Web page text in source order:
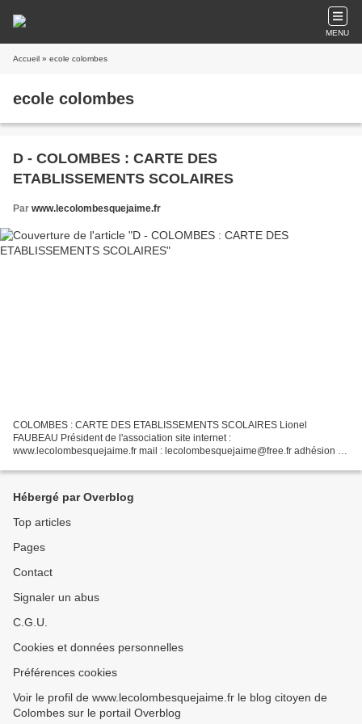
MENU
Accueil » ecole colombes
ecole colombes
D - COLOMBES : CARTE DES
ETABLISSEMENTS SCOLAIRES
Par www.lecolombesquejaime.fr
COLOMBES : CARTE DES ETABLISSEMENTS SCOLAIRES Lionel
FAUBEAU Président de l'association site internet :
www.lecolombesquejaime.fr mail : lecolombesquejaime@free.fr adhésion en
Hébergé par Overblog
Top articles
Pages
Contact
Signaler un abus
C.G.U.
Cookies et données personnelles
Préférences cookies
Voir le profil de www.lecolombesquejaime.fr le blog citoyen de
Colombes sur le portail Overblog